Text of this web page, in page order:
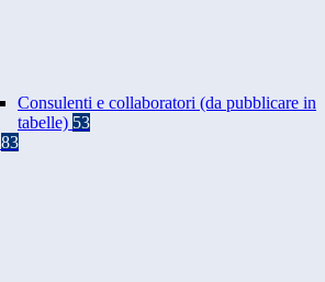
Consulenti e collaboratori (da pubblicare in
tabelle) 53
83